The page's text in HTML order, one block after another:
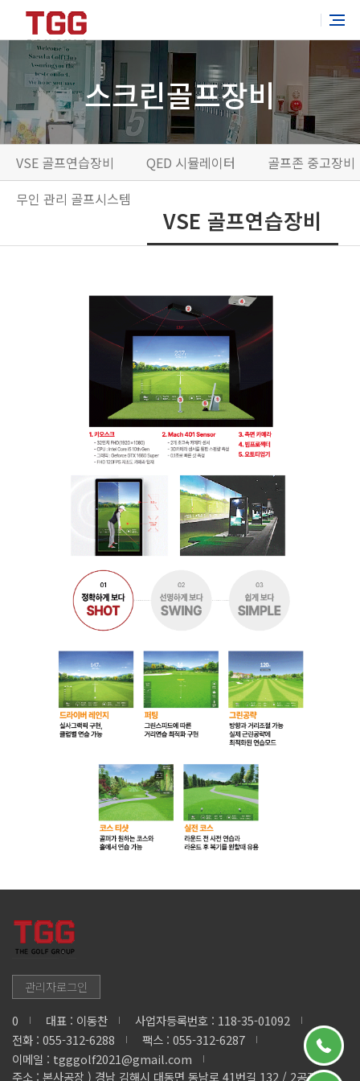
스크린골프장비
VSE 골프연습장비 QED 시뮬레이터
골프존 중고장비
무인 관리 골프시스템
VSE 골프연습장비
관리자로그인
0
대표 : 이동찬
사업자등록번호 : 118-35-01092
전화 : 055-312-6288
팩스 : 055-312-6287
이메일 : tgggolf2021@gmail.com
주소 : 본사공장 ) 경남 김해시 대동면 동남로 41번길 132 / 2공장